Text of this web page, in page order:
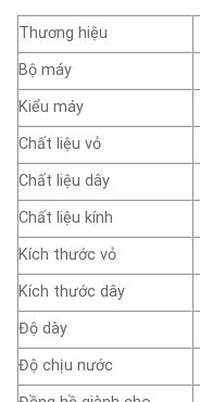
Thương hiệu
Bộ máy
Kiểu máy
Chất liệu vỏ
Chất liệu dây
Chất liệu kính
Kích thước vỏ
Kích thước dây
Độ dày
Độ chịu nước